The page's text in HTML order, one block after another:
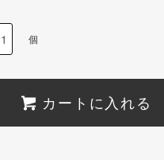
個
カートに入れる